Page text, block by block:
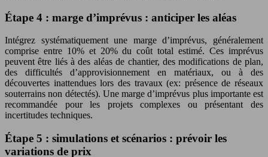
Étape 4 : marge d’imprévus : anticiper les aléas
Intégrez systématiquement une marge d’imprévus, généralement
comprise entre 10% et 20% du coût total estimé. Ces imprévus
peuvent être liés à des aléas de chantier, des modifications de plan,
des difficultés d’approvisionnement en matériaux, ou à des
découvertes inattendues lors des travaux (ex: présence de réseaux
souterrains non détectés). Une marge d’imprévus plus importante est
recommandée pour les projets complexes ou présentant des
incertitudes techniques.
Étape 5 : simulations et scénarios : prévoir les
variations de prix